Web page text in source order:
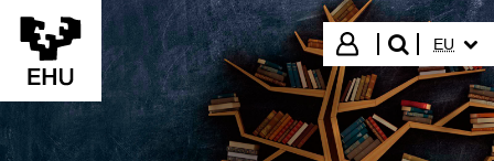
Eduki nagusira joan
Hasi saioa
bilatu"
EU